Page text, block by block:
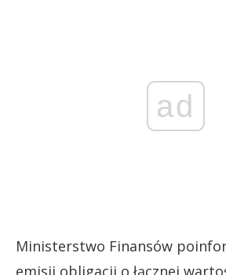
ad
Ministerstwo Finansów
emisji obligacji o łącznej